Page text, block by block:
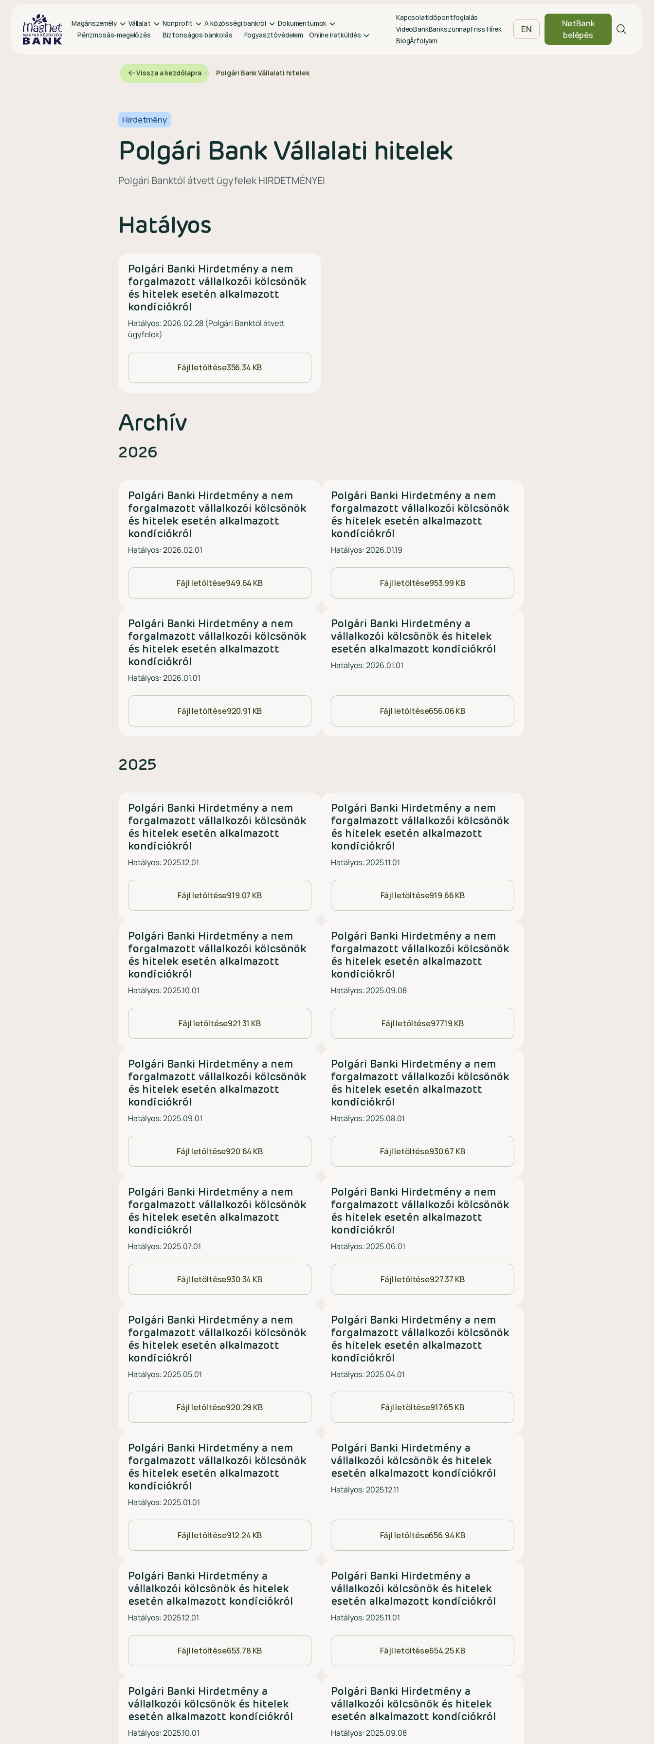
Magánszemély Vállalat Nonprofit A közösségi bankról
Dokumentumok
Pénzmosás-megelőzés
Biztonságos bankolás Fogyasztóvédelem Online iratküldés
KapcsolatIdőpontfoglalás
VideoBankBankszünnapFriss Hírek
BlogÁrfolyam
EN
NetBank
belépés
Vissza a kezdőlapra Polgári Bank Vállalati hitelek
Hirdetmény
Polgári Bank Vállalati hitelek
Polgári Banktól átvett ügyfelek HIRDETMÉNYEI
Hatályos
Polgári Banki Hirdetmény a nem
forgalmazott vállalkozói kölcsönök
és hitelek esetén alkalmazott
kondíciókról
Hatályos: 2026.02.28 (Polgári Banktól átvett
ügyfelek)
Fájl letöltése356.34 KB
Archív
2026
Polgári Banki Hirdetmény a nem
forgalmazott vállalkozói kölcsönök
és hitelek esetén alkalmazott
kondíciókról
Hatályos: 2026.02.01
Fájl letöltése949.64 KB
Polgári Banki Hirdetmény a nem
forgalmazott vállalkozói kölcsönök
és hitelek esetén alkalmazott
kondíciókról
Hatályos: 2026.01.19
Fájl letöltése953.99 KB
Polgári Banki Hirdetmény a nem
forgalmazott vállalkozói kölcsönök
és hitelek esetén alkalmazott
kondíciókról
Hatályos: 2026.01.01
Fájl letöltése920.91 KB
Polgári Banki Hirdetmény a
vállalkozói kölcsönök és hitelek
esetén alkalmazott kondíciókról
Hatályos: 2026.01.01
Fájl letöltése656.06 KB
2025
Polgári Banki Hirdetmény a nem
forgalmazott vállalkozói kölcsönök
és hitelek esetén alkalmazott
kondíciókról
Hatályos: 2025.12.01
Fájl letöltése919.07 KB
Polgári Banki Hirdetmény a nem
forgalmazott vállalkozói kölcsönök
és hitelek esetén alkalmazott
kondíciókról
Hatályos: 2025.11.01
Fájl letöltése919.66 KB
Polgári Banki Hirdetmény a nem
forgalmazott vállalkozói kölcsönök
és hitelek esetén alkalmazott
kondíciókról
Hatályos: 2025.10.01
Fájl letöltése921.31 KB
Polgári Banki Hirdetmény a nem
forgalmazott vállalkozói kölcsönök
és hitelek esetén alkalmazott
kondíciókról
Hatályos: 2025.09.08
Fájl letöltése977.19 KB
Polgári Banki Hirdetmény a nem
forgalmazott vállalkozói kölcsönök
és hitelek esetén alkalmazott
kondíciókról
Hatályos: 2025.09.01
Fájl letöltése920.64 KB
Polgári Banki Hirdetmény a nem
forgalmazott vállalkozói kölcsönök
és hitelek esetén alkalmazott
kondíciókról
Hatályos: 2025.08.01
Fájl letöltése930.67 KB
Polgári Banki Hirdetmény a nem
forgalmazott vállalkozói kölcsönök
és hitelek esetén alkalmazott
kondíciókról
Hatályos: 2025.07.01
Fájl letöltése930.34 KB
Polgári Banki Hirdetmény a nem
forgalmazott vállalkozói kölcsönök
és hitelek esetén alkalmazott
kondíciókról
Hatályos: 2025.06.01
Fájl letöltése927.37 KB
Polgári Banki Hirdetmény a nem
forgalmazott vállalkozói kölcsönök
és hitelek esetén alkalmazott
kondíciókról
Hatályos: 2025.05.01
Fájl letöltése920.29 KB
Polgári Banki Hirdetmény a nem
forgalmazott vállalkozói kölcsönök
és hitelek esetén alkalmazott
kondíciókról
Hatályos: 2025.04.01
Fájl letöltése917.65 KB
Polgári Banki Hirdetmény a nem
forgalmazott vállalkozói kölcsönök
és hitelek esetén alkalmazott
kondíciókról
Hatályos: 2025.01.01
Fájl letöltése912.24 KB
Polgári Banki Hirdetmény a
vállalkozói kölcsönök és hitelek
esetén alkalmazott kondíciókról
Hatályos: 2025.12.11
Fájl letöltése656.94 KB
Polgári Banki Hirdetmény a
vállalkozói kölcsönök és hitelek
esetén alkalmazott kondíciókról
Hatályos: 2025.12.01
Fájl letöltése653.78 KB
Polgári Banki Hirdetmény a
vállalkozói kölcsönök és hitelek
esetén alkalmazott kondíciókról
Hatályos: 2025.11.01
Fájl letöltése654.25 KB
Polgári Banki Hirdetmény a
vállalkozói kölcsönök és hitelek
esetén alkalmazott kondíciókról
Hatályos: 2025.10.01
Polgári Banki Hirdetmény a
vállalkozói kölcsönök és hitelek
esetén alkalmazott kondíciókról
Hatályos: 2025.09.08